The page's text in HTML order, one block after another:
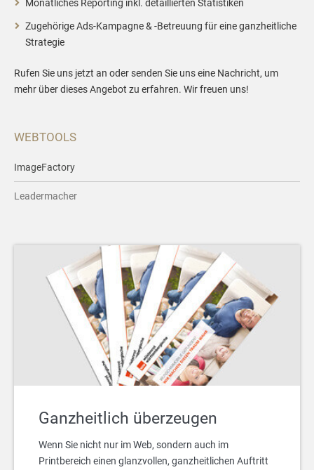
WEBTOOLS
ImageFactory
Leadermacher
Ganzheitlich überzeugen
Wenn Sie nicht nur im Web, sondern auch im
Printbereich einen glanzvollen, ganzheitlichen Auftritt
Monatliches Reporting inkl. detaillierten Statistiken
Zugehörige Ads-Kampagne & -Betreuung für eine ganzheitliche
Strategie
Rufen Sie uns jetzt an oder senden Sie uns eine Nachricht, um
mehr über dieses Angebot zu erfahren. Wir freuen uns!